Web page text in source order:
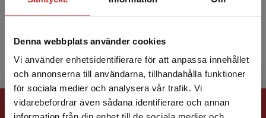
Denna webbplats använder cookies
Vi använder enhetsidentifierare för att anpassa innehållet
och annonserna till användarna, tillhandahålla funktioner
för sociala medier och analysera vår trafik. Vi
vidarebefordrar även sådana identifierare och annan
Begränsad fraktregion
samt teknologie doktor i betongkonstruktion.
universitet, ...
Förlagskontakt